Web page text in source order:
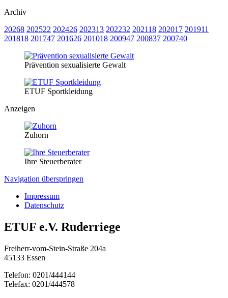
Archiv
20268 202522 202426 202313 202232 202118 202017 201911
201818 201747 201626 201018 200947 200837 200740
Prävention sexualisierte Gewalt
ETUF Sportkleidung
Anzeigen
Zuhorn
Ihre Steuerberater
Navigation überspringen
Impressum
Datenschutz
ETUF e.V. Ruderriege
Freiherr-vom-Stein-Straße 204a
45133 Essen
Telefon: 0201/444144
Telefax: 0201/444578